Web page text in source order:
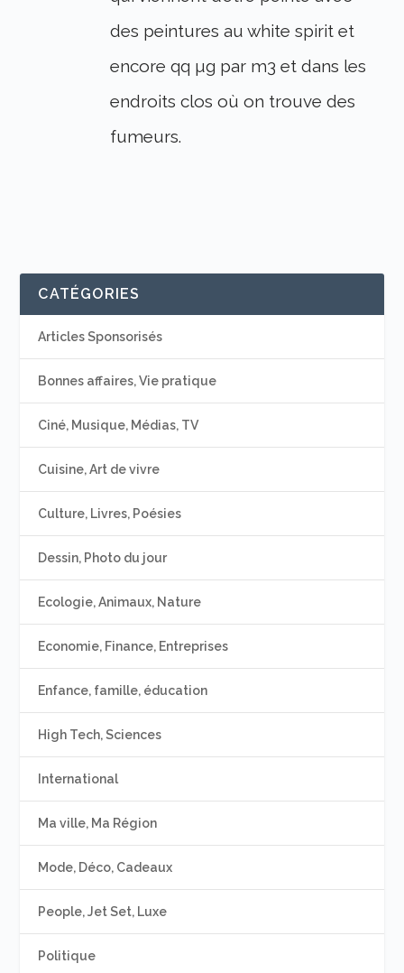
des peintures au white spirit et
encore qq µg par m3 et dans les
endroits clos où on trouve des
fumeurs.
CATÉGORIES
Articles Sponsorisés
Bonnes affaires, Vie pratique
Ciné, Musique, Médias, TV
Cuisine, Art de vivre
Culture, Livres, Poésies
Dessin, Photo du jour
Ecologie, Animaux, Nature
Economie, Finance, Entreprises
Enfance, famille, éducation
High Tech, Sciences
International
Ma ville, Ma Région
Mode, Déco, Cadeaux
People, Jet Set, Luxe
Politique